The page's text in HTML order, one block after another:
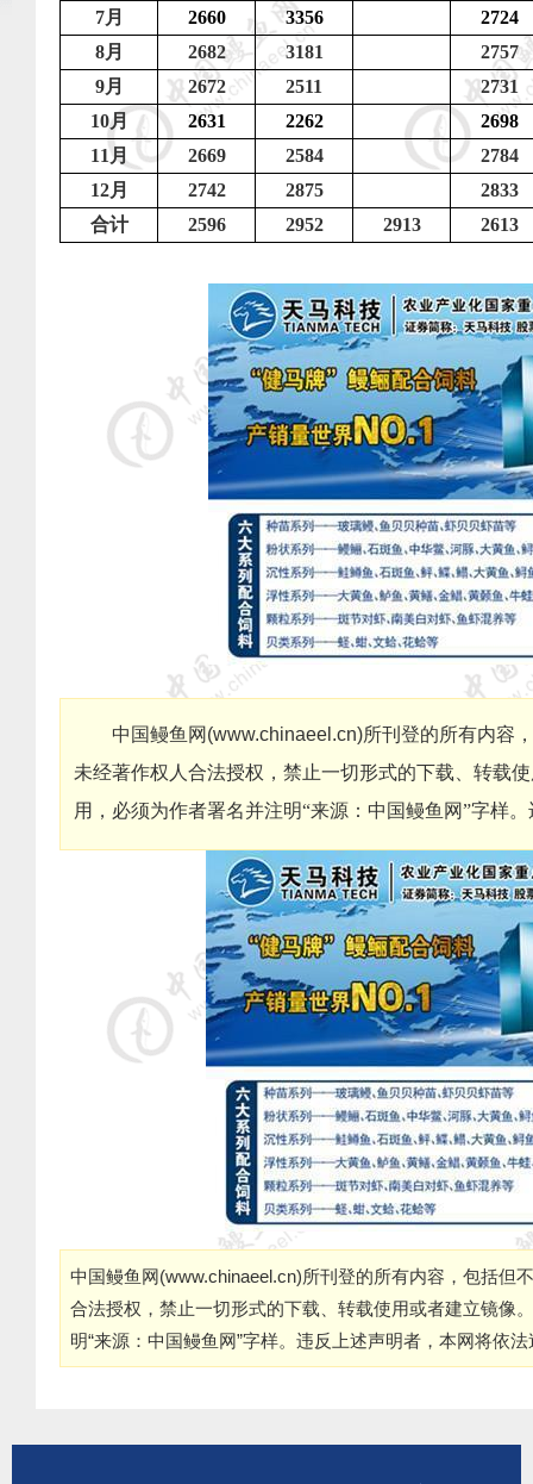
7月 2660 3356
2724
8月 2682 3181
2757
9月 2672 2511
2731
10月 2631 2262
2698
11月 2669 2584
2784
12月 2742 2875
2833
合计
2596 2952 2913 2613
中国鳗鱼网 (www.chinaeel.cn)所刊登的所有内容
未经著作权人合法授权，禁止一切形式的下载、转载
用，必须为作者署名并注明“来源：中国鳗鱼网”字样
中国鳗鱼网(www.chinaeel.cn)所刊登的所有内容，包括但
合法授权，禁止一切形式的下载、转载使用或者建立镜像
明“来源：中国鳗鱼网”字样。违反上述声明者，本网将依